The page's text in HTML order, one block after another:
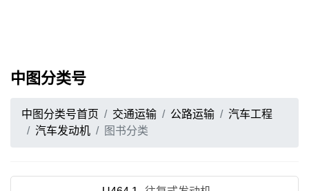
中图分类号
中图分类号首页 交通运输 公路运输
汽车工程
汽车发动机
图书分类